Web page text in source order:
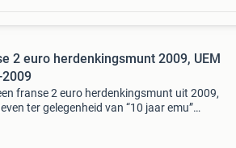
2 euro herdenkingsmunt 2009, UEM
franse 2 euro herdenkingsmunt uit 2009,
ter gelegenheid van “10 jaar emu”